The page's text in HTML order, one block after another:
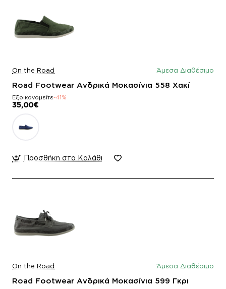
On the Road Άμεσα Διαθέσιμο
Road Footwear Ανδρικά Μοκασίνια 558 Χακί
Εξοικονομείτε-41%
35,00€
Προσθήκη στο Καλάθι
On the Road Άμεσα Διαθέσιμο
Road Footwear Ανδρικά Μοκασίνια 599 Γκρι